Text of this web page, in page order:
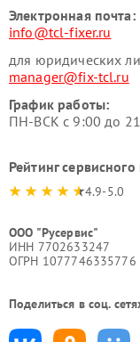
Электронная почта:
info@tcl-fixer.ru
для юридических
manager@fix-tcl.ru
График работы:
ПН-ВСК с 9:00 до
Рейтинг
4.9-5.0
ООО "Русервис"
ИНН 7702633247
ОГРН 1077746335776
Поделиться в соц.